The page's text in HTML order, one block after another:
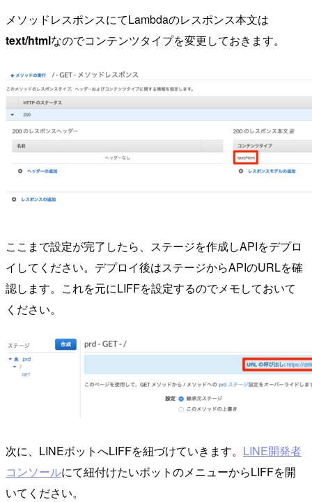
メソッドレスポンスにてLambdaのレスポンス本文は
text/htmlなのでコンテンツタイプを変更しておきます。
ここまで設定が完了したら、ステージを作成しAPIをデプロ
イしてください。デプロイ後はステージからAPIのURLを確
認します。これを元にLIFFを設定するのでメモしておいて
ください。
次に、LINEボットへLIFFを紐づけていきます。 LINE開発者
コンソールにて紐付けたいボットのメニューからLIFFを開
いてください。